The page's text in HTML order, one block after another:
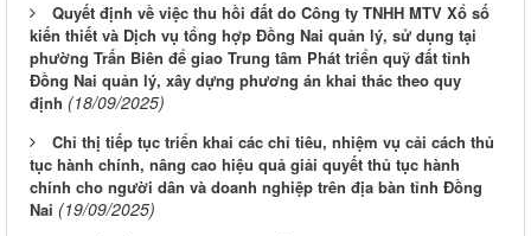
Quyết định về việc thu hồi đất do Công ty TNHH MTV Xổ số
kiến thiết và Dịch vụ tổng hợp Đồng Nai quản lý, sử dụng tại
phường Trấn Biên để giao Trung tâm Phát triển quỹ đất tỉnh
Đồng Nai quản lý, xây dựng phương án khai thác theo quy
định (18/09/2025)
Chỉ thị tiếp tục triển khai các chỉ tiêu, nhiệm vụ cải cách thủ
tục hành chính, nâng cao hiệu quả giải quyết thủ tục hành
chính cho người dân và doanh nghiệp trên địa bàn tỉnh Đồng
Nai (19/09/2025)